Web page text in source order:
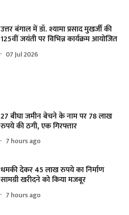
उत्तर बंगाल में डॉ. श्यामा प्रसाद मुखर्जी की
125वीं जयंती पर विभिन्न कार्यक्रम आयोजित
07 Jul 2026
27 बीघा जमीन बेचने के नाम पर 78 लाख
रुपये की ठगी, एक गिरफ्तार
7 hours ago
धमकी देकर 45 लाख रुपये का निर्माण
सामग्री खरीदने को किया मजबूर
7 hours ago